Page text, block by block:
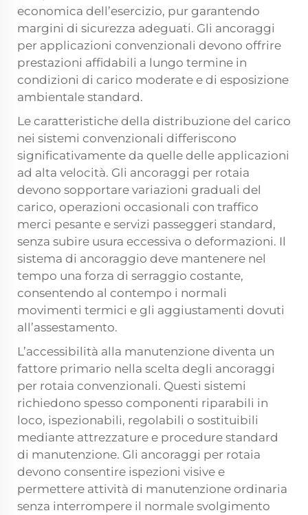
economica dell’esercizio, pur garantendo
margini di sicurezza adeguati. Gli ancoraggi
per applicazioni convenzionali devono offrire
prestazioni affidabili a lungo termine in
condizioni di carico moderate e di esposizione
ambientale standard.
Le caratteristiche della distribuzione del carico
nei sistemi convenzionali differiscono
significativamente da quelle delle applicazioni
ad alta velocità. Gli ancoraggi per rotaia
devono sopportare variazioni graduali del
carico, operazioni occasionali con traffico
merci pesante e servizi passeggeri standard,
senza subire usura eccessiva o deformazioni. Il
sistema di ancoraggio deve mantenere nel
tempo una forza di serraggio costante,
consentendo al contempo i normali
movimenti termici e gli aggiustamenti dovuti
all’assestamento.
L’accessibilità alla manutenzione diventa un
fattore primario nella scelta degli ancoraggi
per rotaia convenzionali. Questi sistemi
richiedono spesso componenti riparabili in
loco, ispezionabili, regolabili o sostituibili
mediante attrezzature e procedure standard
di manutenzione. Gli ancoraggi per rotaia
devono consentire ispezioni visive e
permettere attività di manutenzione ordinaria
senza interrompere il normale svolgimento